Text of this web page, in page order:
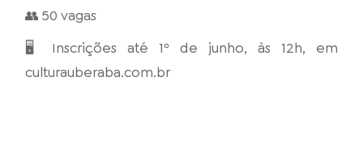
👥 50 vagas
🖥️ Inscrições até 1º de junho, às 12h, em
culturauberaba.com.br